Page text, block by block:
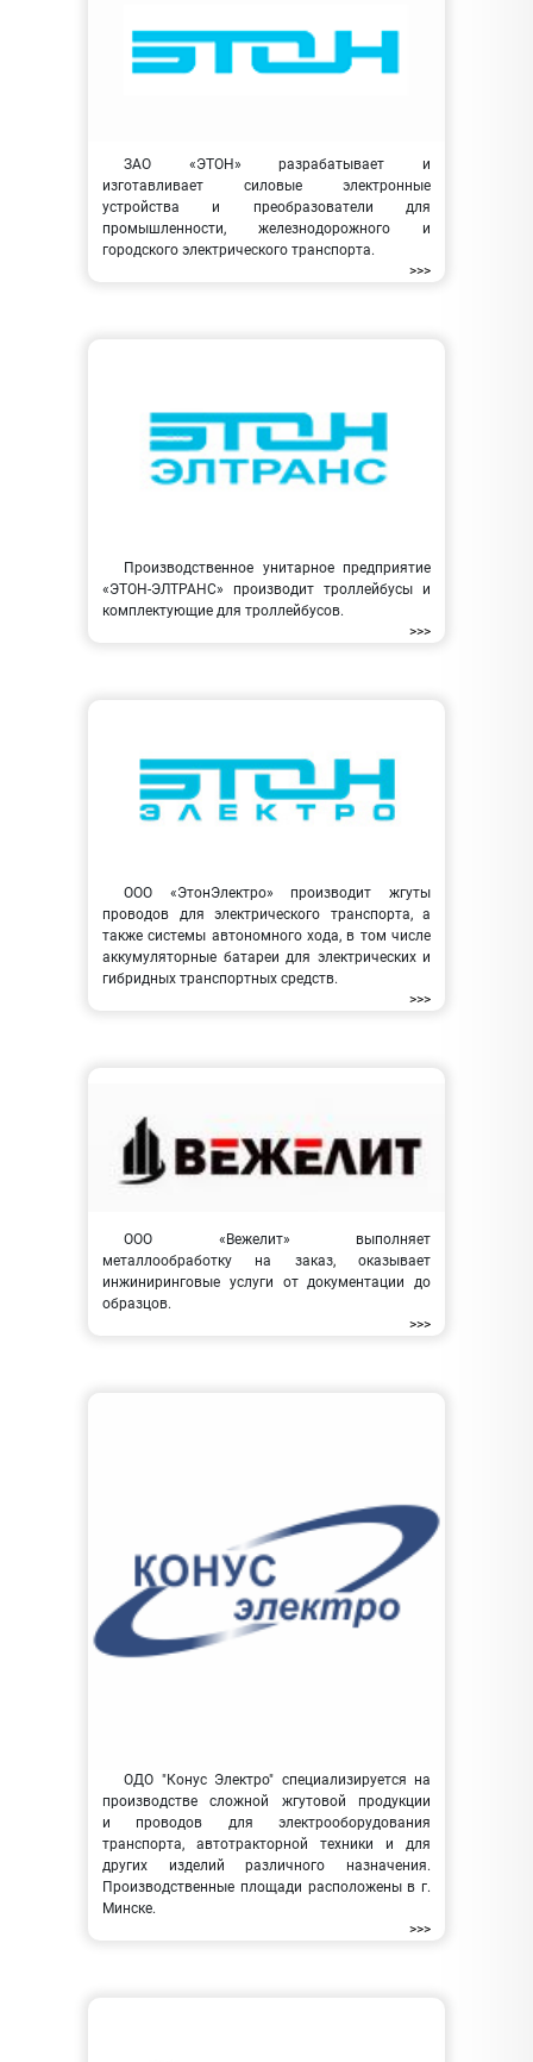
ЗАО «ЭТОН» разрабатывает и
изготавливает силовые электронные
устройства и преобразователи для
промышленности, железнодорожного и
городского электрического транспорта.
>>>
Производственное унитарное предприятие
«ЭТОН-ЭЛТРАНС» производит троллейбусы и
комплектующие для троллейбусов.
>>>
ООО «ЭтонЭлектро» производит жгуты
проводов для электрического транспорта, а
также системы автономного хода, в том числе
аккумуляторные батареи для электрических и
гибридных транспортных средств.
>>>
ООО «Вежелит» выполняет
металлообработку на заказ, оказывает
инжиниринговые услуги от документации до
образцов.
>>>
ОДО "Конус Электро" специализируется на
производстве сложной жгутовой продукции
и проводов для электрооборудования
транспорта, автотракторной техники и для
других изделий различного назначения.
Производственные площади расположены в г.
Минске.
>>>